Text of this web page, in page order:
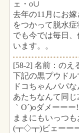
ェ・o∪
去年の11月にお
をつかって脱水
でも今では毎日
います。。
[58-2] 名前：のえ
下記の黒プウド
ドコちゃんパパ
あたちなんて同
｀O´)oダメーーー
ままにもいっつ
(┳◇┳)ビェーー